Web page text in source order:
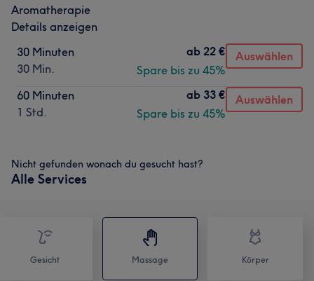
Aromatherapie
Details anzeigen
30 Minuten
30 Min.
ab 22 €
Spare bis zu 45%
Auswählen
60 Minuten
1 Std.
ab 33 €
Spare bis zu 45%
Auswählen
Nicht gefunden wonach du gesucht hast?
Alle Services
Gesicht Massage Körper